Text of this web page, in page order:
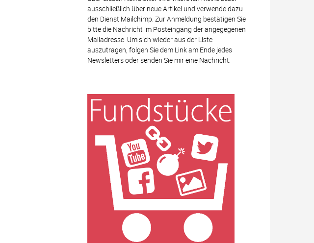
ausschließlich über neue Artikel und verwende dazu
den Dienst Mailchimp. Zur Anmeldung bestätigen Sie
bitte die Nachricht im Posteingang der angegegenen
Mailadresse. Um sich wieder aus der Liste
auszutragen, folgen Sie dem Link am Ende jedes
Newsletters oder senden Sie mir eine Nachricht.